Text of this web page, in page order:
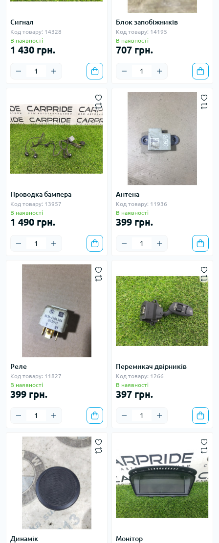
Сигнал
Код товару: 14328
В наявності
1 430 грн.
Блок запобіжників
Код товару: 14195
В наявності
707 грн.
Проводка бампера
Код товару: 13957
В наявності
1 490 грн.
Антена
Код товару: 11936
В наявності
399 грн.
Реле
Код товару: 11827
В наявності
399 грн.
Перемикач двірників
Код товару: 1266
В наявності
397 грн.
Динамік Монітор